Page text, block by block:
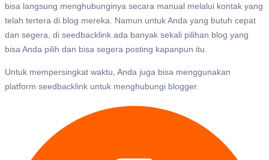
bisa langsung menghubunginya secara manual melalui kontak yang
telah tertera di blog mereka. Namun untuk Anda yang butuh cepat
dan segera, di seedbacklink ada banyak sekali pilihan blog yang
bisa Anda pilih dan bisa segera posting kapanpun itu.
Untuk mempersingkat waktu, Anda juga bisa menggunakan
platform seedbacklink untuk menghubungi blogger.